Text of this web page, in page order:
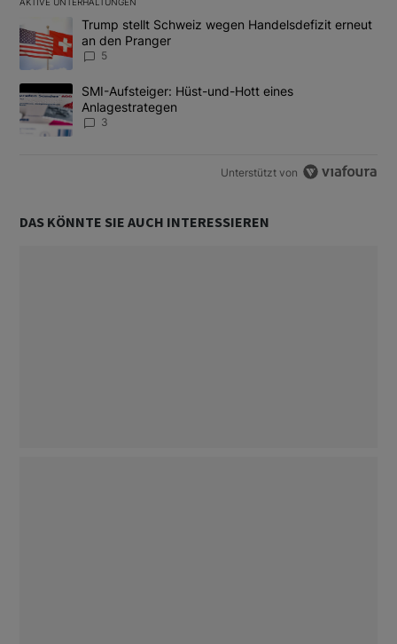
AKTIVE UNTERHALTUNGEN
Das Folgende ist eine Liste der am meisten kommentierten
Ein Trendartikel mit dem Titel "Trump stellt Schweiz wegen
Trump stellt Schweiz wegen Handelsdefizit erneut
an den Pranger
5
Ein Trendartikel mit dem Titel "SMI-Aufsteiger: Hüst-und-Hott
SMI-Aufsteiger: Hüst-und-Hott eines
Anlagestrategen
3
Unterstützt von
DAS KÖNNTE SIE AUCH INTERESSIEREN